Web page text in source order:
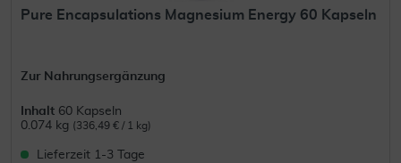
Pure Encapsulations Magnesium Energy 60 Kapseln
Zur Nahrungsergänzung
Inhalt 60 Kapseln
0.074 kg (336,49 € / 1 kg)
Lieferzeit 1-3 Tage